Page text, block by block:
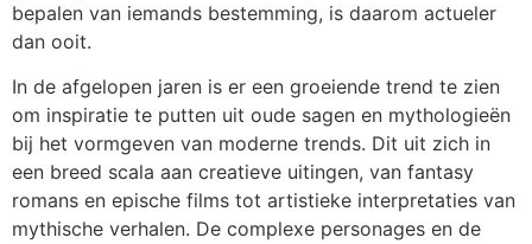
bepalen van iemands bestemming, is daarom actueler
dan ooit.
In de afgelopen jaren is er een groeiende trend te zien
om inspiratie te putten uit oude sagen en mythologieën
bij het vormgeven van moderne trends. Dit uit zich in
een breed scala aan creatieve uitingen, van fantasy
romans en epische films tot artistieke interpretaties van
mythische verhalen. De complexe personages en de